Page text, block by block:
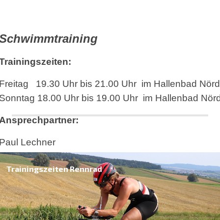
19.30 Uhr bis 21.00 Uhr im Hallenbad
18.00 Uhr bis 19.00 Uhr im Hallenbad
Lechner
paul.lechner@bachtrompeten.net
09082/3809
Trainingszeiten Rennrad